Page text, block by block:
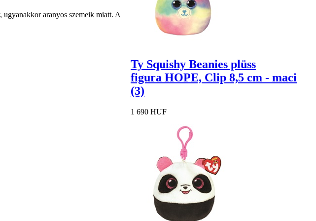
aranyos szemeik miatt. A
Ty Squishy Beanies plüss
figura HOPE, Clip 8,5 cm - maci
(3)
1 690 HUF